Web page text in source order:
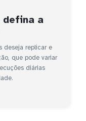
defina a
deseja replicar e
que pode variar
diárias